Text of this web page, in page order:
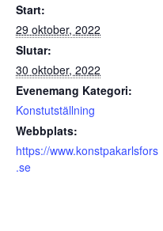
Start:
29 oktober, 2022
Slutar:
30 oktober, 2022
Evenemang Kategori:
Konstutställning
Webbplats:
https://www.konstpakarlsfors
.se